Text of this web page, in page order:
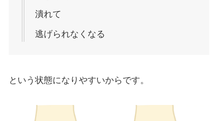
潰れて
逃げられなくなる
という状態になりやすいからです。